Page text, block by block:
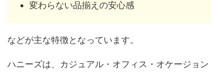
変わらない品揃えの安心感
などが主な特徴となっています。
ハニーズは、カジュアル・オフィス・オケージョン